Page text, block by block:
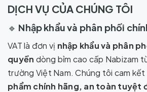
DỊCH VỤ CỦA CHÚNG TÔI
🔹 Nhập khẩu và phân phối
VAT là đơn vị nhập khẩu và phân
quyền dòng bỉm cao cấp Nabizam
trường Việt Nam. Chúng tôi cam
phẩm chính hãng, an toàn tuyệt